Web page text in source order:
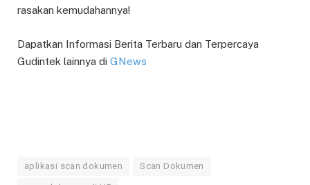
rasakan kemudahannya!
Dapatkan Informasi Berita Terbaru dan Terpercaya
Gudintek lainnya di GNews
aplikasi scan dokumen Scan Dokumen